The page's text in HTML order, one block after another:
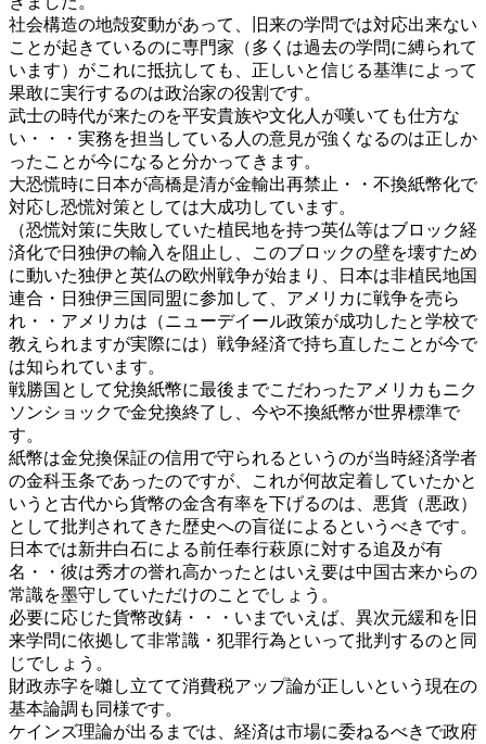
社会構造の地殻変動があって、旧来の学問では対応出来ない
ことが起きているのに専門家（多くは過去の学問に縛られて
います）がこれに抵抗しても、正しいと信じる基準によって
果敢に実行するのは政治家の役割です。
武士の時代が来たのを平安貴族や文化人が嘆いても仕方な
い・・・実務を担当している人の意見が強くなるのは正しか
ったことが今になると分かってきます。
大恐慌時に日本が高橋是清が金輸出再禁止・・不換紙幣化で
対応し恐慌対策としては大成功しています。
（恐慌対策に失敗していた植民地を持つ英仏等はブロック経
済化で日独伊の輸入を阻止し、このブロックの壁を壊すため
に動いた独伊と英仏の欧州戦争が始まり、日本は非植民地国
連合・日独伊三国同盟に参加して、アメリカに戦争を売ら
れ・・アメリカは（ニューデイール政策が成功したと学校で
教えられますが実際には）戦争経済で持ち直したことが今で
は知られています。
戦勝国として兌換紙幣に最後までこだわったアメリカもニク
ソンショックで金兌換終了し、今や不換紙幣が世界標準で
す。
紙幣は金兌換保証の信用で守られるというのが当時経済学者
の金科玉条であったのですが、これが何故定着していたかと
いうと古代から貨幣の金含有率を下げるのは、悪貨（悪政）
として批判されてきた歴史への盲従によるというべきです。
日本では新井白石による前任奉行萩原に対する追及が有
名・・彼は秀才の誉れ高かったとはいえ要は中国古来からの
常識を墨守していただけのことでしょう。
必要に応じた貨幣改鋳・・・いまでいえば、異次元緩和を旧
来学問に依拠して非常識・犯罪行為といって批判するのと同
じでしょう。
財政赤字を囃し立てて消費税アップ論が正しいという現在の
基本論調も同様です。
ケインズ理論が出るまでは、経済は市場に委ねるべきで政府